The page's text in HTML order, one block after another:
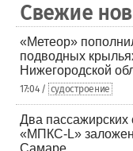
Свежие
«Метеор»
подводных
Нижегородской
17:04 / судостроение
Два пассажирских
«МПКС-L»
Самаре